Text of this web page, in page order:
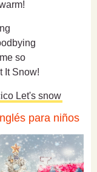
so
It Snow!
Let's snow
para niños